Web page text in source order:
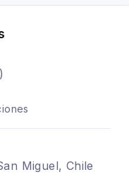
)
Miguel, Chile